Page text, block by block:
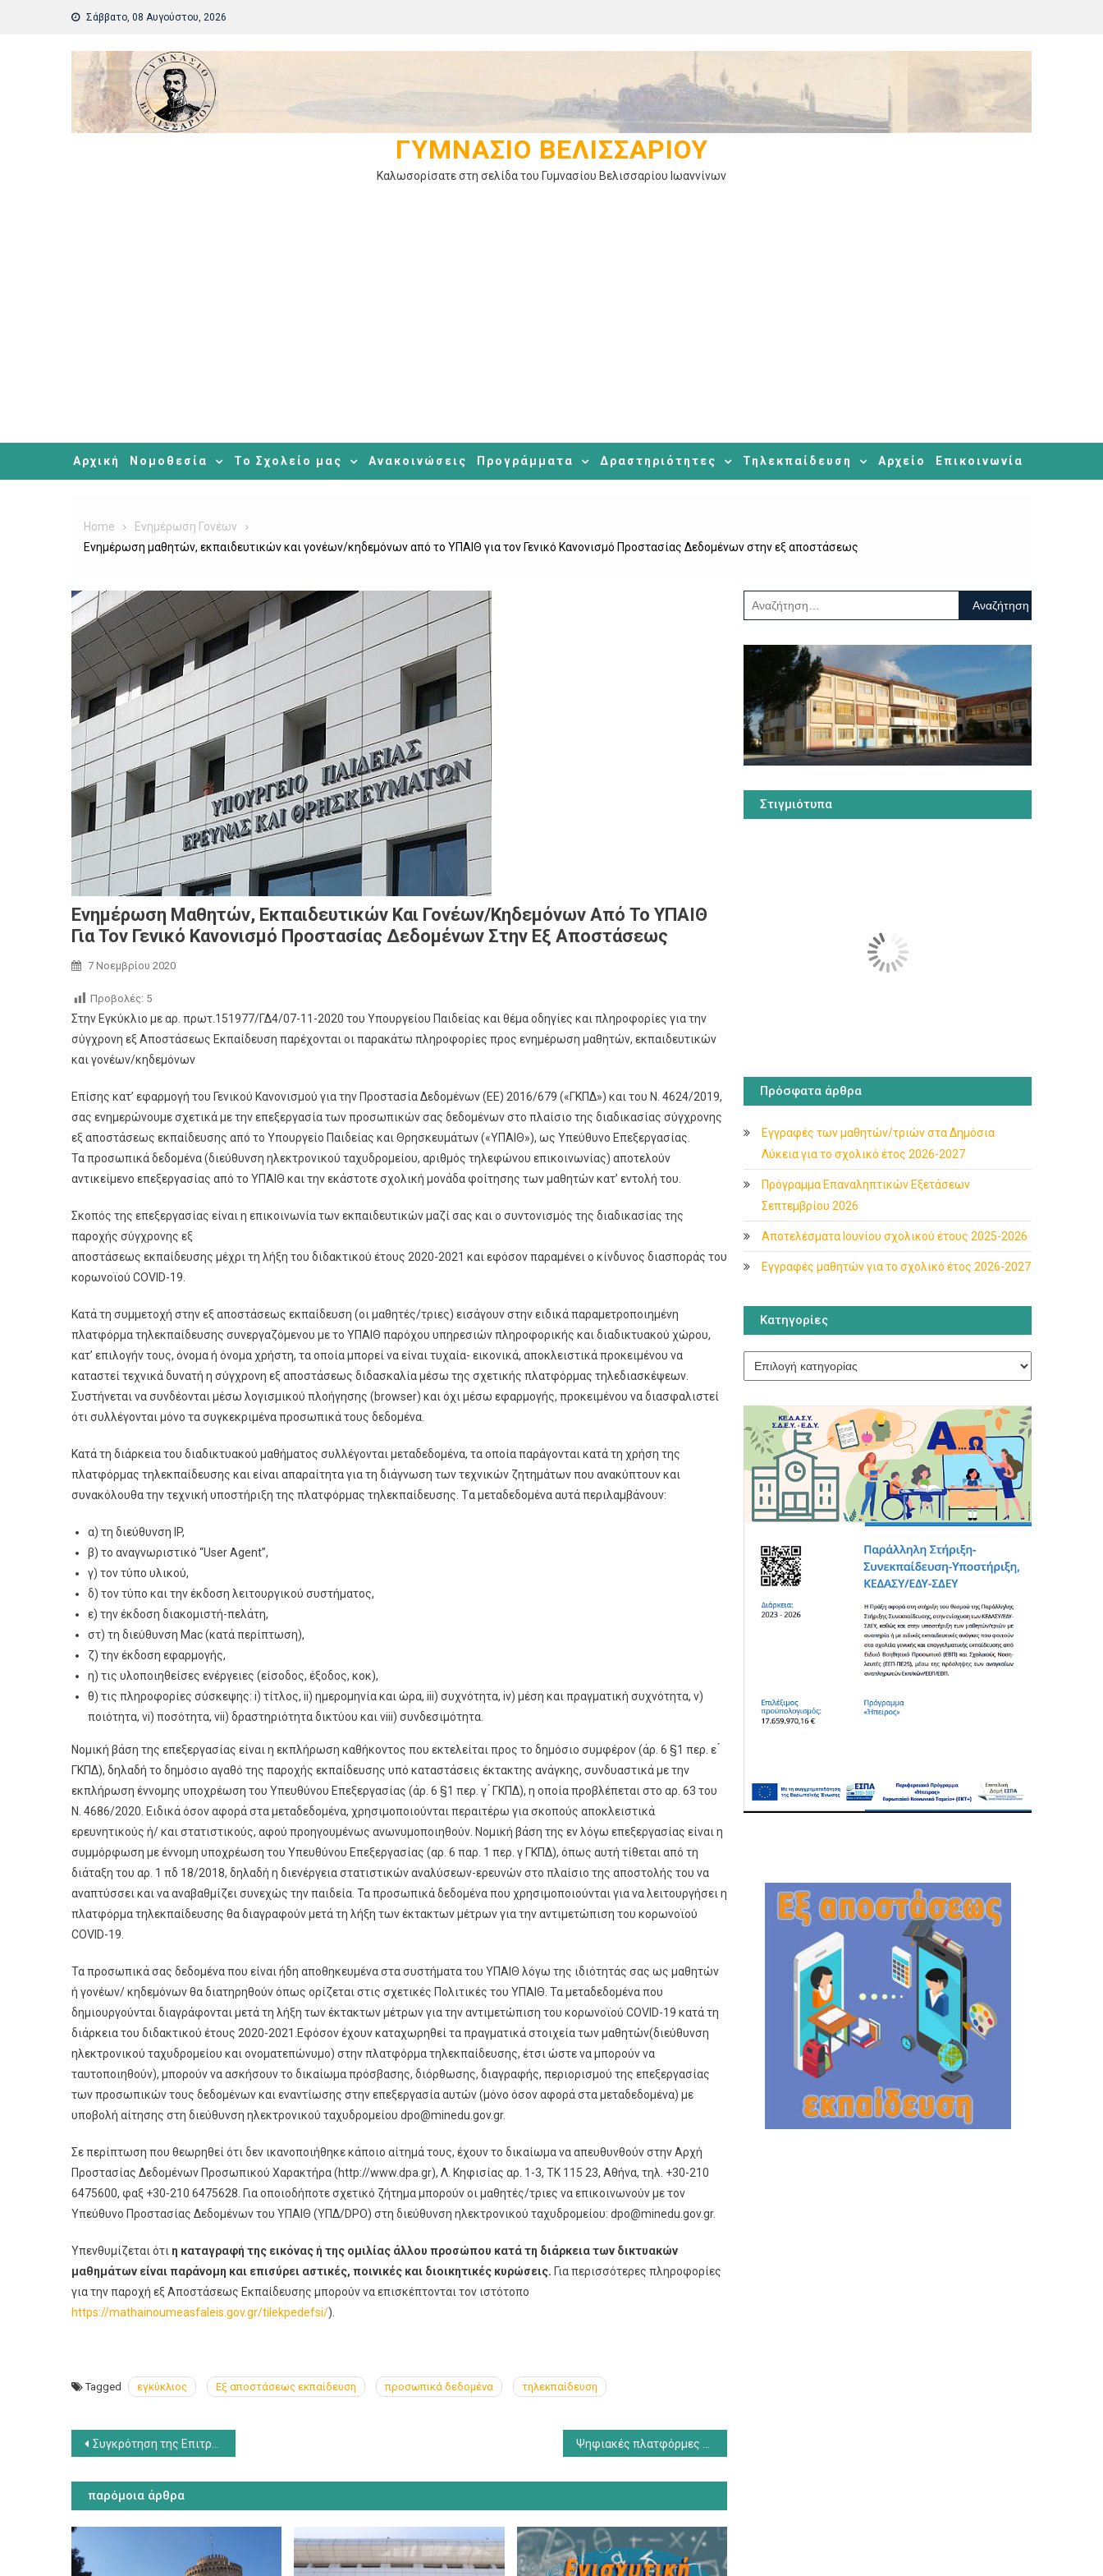
Σάββατο, 08 Αυγούστου, 2026
ΓΥΜΝΆΣΙΟ ΒΕΛΙΣΣΑΡΊΟΥ
Καλωσορίσατε στη σελίδα του Γυμνασίου Βελισσαρίου Ιωαννίνων
Αρχική Νομοθεσία Το Σχολείο μας Ανακοινώσεις Προγράμματα Δραστηριότητες Τηλεκπαίδευση Αρχείο Επικοινωνία
Home
Ενημέρωση Γονέων
Ενημέρωση μαθητών, εκπαιδευτικών και γονέων/κηδεμόνων από το ΥΠΑΙΘ για τον Γενικό Κανονισμό Προστασίας Δεδομένων στην εξ αποστάσεως
Ενημέρωση Μαθητών, Εκπαιδευτικών Και Γονέων/κηδεμόνων Από Το ΥΠΑΙΘ
Για Τον Γενικό Κανονισμό Προστασίας Δεδομένων Στην Εξ Αποστάσεως
7 Νοεμβρίου 2020
Προβολές: 5
Στην Εγκύκλιο με αρ. πρωτ.151977/ΓΔ4/07-11-2020 του Υπουργείου Παιδείας και θέμα οδηγίες και πληροφορίες για την
σύγχρονη εξ Αποστάσεως Εκπαίδευση παρέχονται οι παρακάτω πληροφορίες προς ενημέρωση μαθητών, εκπαιδευτικών
και γονέων/κηδεμόνων
Επίσης κατ’ εφαρμογή του Γενικού Κανονισμού για την Προστασία Δεδομένων (ΕΕ) 2016/679 («ΓΚΠΔ») και του Ν. 4624/2019,
σας ενημερώνουμε σχετικά με την επεξεργασία των προσωπικών σας δεδομένων στο πλαίσιο της διαδικασίας σύγχρονης
εξ αποστάσεως εκπαίδευσης από το Υπουργείο Παιδείας και Θρησκευμάτων («ΥΠΑΙΘ»), ως Υπεύθυνο Επεξεργασίας.
Τα προσωπικά δεδομένα (διεύθυνση ηλεκτρονικού ταχυδρομείου, αριθμός τηλεφώνου επικοινωνίας) αποτελούν
αντικείμενο επεξεργασίας από το ΥΠΑΙΘ και την εκάστοτε σχολική μονάδα φοίτησης των μαθητών κατ’ εντολή του.
Σκοπός της επεξεργασίας είναι η επικοινωνία των εκπαιδευτικών μαζί σας και ο συντονισμός της διαδικασίας της
παροχής σύγχρονης εξ
αποστάσεως εκπαίδευσης μέχρι τη λήξη του διδακτικού έτους 2020-2021 και εφόσον παραμένει ο κίνδυνος διασποράς του
κορωνοϊού COVID-19.
Κατά τη συμμετοχή στην εξ αποστάσεως εκπαίδευση (οι μαθητές/τριες) εισάγουν στην ειδικά παραμετροποιημένη
πλατφόρμα τηλεκπαίδευσης συνεργαζόμενου με το ΥΠΑΙΘ παρόχου υπηρεσιών πληροφορικής και διαδικτυακού χώρου,
κατ’ επιλογήν τους, όνομα ή όνομα χρήστη, τα οποία μπορεί να είναι τυχαία- εικονικά, αποκλειστικά προκειμένου να
καταστεί τεχνικά δυνατή η σύγχρονη εξ αποστάσεως διδασκαλία μέσω της σχετικής πλατφόρμας τηλεδιασκέψεων.
Συστήνεται να συνδέονται μέσω λογισμικού πλοήγησης (browser) και όχι μέσω εφαρμογής, προκειμένου να διασφαλιστεί
ότι συλλέγονται μόνο τα συγκεκριμένα προσωπικά τους δεδομένα.
Κατά τη διάρκεια του διαδικτυακού μαθήματος συλλέγονται μεταδεδομένα, τα οποία παράγονται κατά τη χρήση της
πλατφόρμας τηλεκπαίδευσης και είναι απαραίτητα για τη διάγνωση των τεχνικών ζητημάτων που ανακύπτουν και
συνακόλουθα την τεχνική υποστήριξη της πλατφόρμας τηλεκπαίδευσης. Tα μεταδεδομένα αυτά περιλαμβάνουν:
α) τη διεύθυνση IP,
β) το αναγνωριστικό “User Agent”,
γ) τον τύπο υλικού,
δ) τον τύπο και την έκδοση λειτουργικού συστήματος,
ε) την έκδοση διακομιστή-πελάτη,
στ) τη διεύθυνση Mac (κατά περίπτωση),
ζ) την έκδοση εφαρμογής,
η) τις υλοποιηθείσες ενέργειες (είσοδος, έξοδος, κοκ),
θ) τις πληροφορίες σύσκεψης: i) τίτλος, ii) ημερομηνία και ώρα, iii) συχνότητα, iv) μέση και πραγματική συχνότητα, v)
ποιότητα, vi) ποσότητα, vii) δραστηριότητα δικτύου και viii) συνδεσιμότητα.
Νομική βάση της επεξεργασίας είναι η εκπλήρωση καθήκοντος που εκτελείται προς το δημόσιο συμφέρον (άρ. 6 §1 περ. ε ́
ΓΚΠΔ), δηλαδή το δημόσιο αγαθό της παροχής εκπαίδευσης υπό καταστάσεις έκτακτης ανάγκης, συνδυαστικά με την
εκπλήρωση έννομης υποχρέωση του Υπευθύνου Επεξεργασίας (άρ. 6 §1 περ. γ ́ ΓΚΠΔ), η οποία προβλέπεται στο αρ. 63 του
Ν. 4686/2020. Ειδικά όσον αφορά στα μεταδεδομένα, χρησιμοποιούνται περαιτέρω για σκοπούς αποκλειστικά
ερευνητικούς ή/ και στατιστικούς, αφού προηγουμένως ανωνυμοποιηθούν. Νομική βάση της εν λόγω επεξεργασίας είναι η
συμμόρφωση με έννομη υποχρέωση του Υπευθύνου Επεξεργασίας (αρ. 6 παρ. 1 περ. γ ΓΚΠΔ), όπως αυτή τίθεται από τη
διάταξη του αρ. 1 πδ 18/2018, δηλαδή η διενέργεια στατιστικών αναλύσεων-ερευνών στο πλαίσιο της αποστολής του να
αναπτύσσει και να αναβαθμίζει συνεχώς την παιδεία. Τα προσωπικά δεδομένα που χρησιμοποιούνται για να λειτουργήσει η
πλατφόρμα τηλεκπαίδευσης θα διαγραφούν μετά τη λήξη των έκτακτων μέτρων για την αντιμετώπιση του κορωνοϊού
COVID-19.
Τα προσωπικά σας δεδομένα που είναι ήδη αποθηκευμένα στα συστήματα του ΥΠΑΙΘ λόγω της ιδιότητάς σας ως μαθητών
ή γονέων/ κηδεμόνων θα διατηρηθούν όπως ορίζεται στις σχετικές Πολιτικές του ΥΠΑΙΘ. Τα μεταδεδομένα που
δημιουργούνται διαγράφονται μετά τη λήξη των έκτακτων μέτρων για την αντιμετώπιση του κορωνοϊού COVID-19 κατά τη
διάρκεια του διδακτικού έτους 2020-2021.Εφόσον έχουν καταχωρηθεί τα πραγματικά στοιχεία των μαθητών(διεύθυνση
ηλεκτρονικού ταχυδρομείου και ονοματεπώνυμο) στην πλατφόρμα τηλεκπαίδευσης, έτσι ώστε να μπορούν να
ταυτοποιηθούν), μπορούν να ασκήσουν το δικαίωμα πρόσβασης, διόρθωσης, διαγραφής, περιορισμού της επεξεργασίας
των προσωπικών τους δεδομένων και εναντίωσης στην επεξεργασία αυτών (μόνο όσον αφορά στα μεταδεδομένα) με
υποβολή αίτησης στη διεύθυνση ηλεκτρονικού ταχυδρομείου dpo@minedu.gov.gr.
Σε περίπτωση που θεωρηθεί ότι δεν ικανοποιήθηκε κάποιο αίτημά τους, έχουν το δικαίωμα να απευθυνθούν στην Αρχή
Προστασίας Δεδομένων Προσωπικού Χαρακτήρα (http://www.dpa.gr), Λ. Κηφισίας αρ. 1-3, ΤΚ 115 23, Αθήνα, τηλ. +30-210
6475600, φαξ +30-210 6475628. Για οποιοδήποτε σχετικό ζήτημα μπορούν οι μαθητές/τριες να επικοινωνούν με τον
Υπεύθυνο Προστασίας Δεδομένων του ΥΠΑΙΘ (ΥΠΔ/DPO) στη διεύθυνση ηλεκτρονικού ταχυδρομείου: dpo@minedu.gov.gr.
Υπενθυμίζεται ότι η καταγραφή της εικόνας ή της ομιλίας άλλου προσώπου κατά τη διάρκεια των δικτυακών
μαθημάτων είναι παράνομη και επισύρει αστικές, ποινικές και διοικητικές κυρώσεις. Για περισσότερες πληροφορίες
για την παροχή εξ Αποστάσεως Εκπαίδευσης μπορούν να επισκέπτονται τον ιστότοπο
https://mathainoumeasfaleis.gov.gr/tilekpedefsi/).
Tagged εγκύκλιος Εξ αποστάσεως εκπαίδευση προσωπικά δεδομένα τηλεκπαίδευση
Πλοήγηση
άρθρων
Συγκρότηση της Επιτροπής Διεπιστημονικής Εκπαιδευτικής Αξιολόγησης και Υποστήριξης (Ε.Δ.Ε.Α.Υ.) 2020-21 Ψηφιακές πλατφόρμες του ΥΠΑΙΘ χωρίς χρέωση δεδομένων από κινητά δίκτυα για την εξ αποστάσεως
παρόμοια άρθρα
Αναζήτηση
για:
Στιγμιότυπα
Πρόσφατα άρθρα
Εγγραφές των μαθητών/τριών στα Δημόσια
Λύκεια για το σχολικό έτος 2026-2027
Πρόγραμμα Επαναληπτικών Εξετάσεων
Σεπτεμβρίου 2026
Αποτελέσματα Ιουνίου σχολικού έτους 2025-2026
Εγγραφές μαθητών για το σχολικό έτος 2026-2027
Κατηγορίες
Κατηγορίες